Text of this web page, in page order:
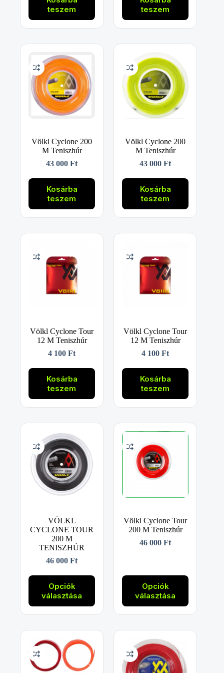
teszem
teszem
Völkl Cyclone 200
M Teniszhúr
43 000Ft
Kosárba
teszem
Völkl Cyclone 200
M Teniszhúr
43 000Ft
Kosárba
teszem
Völkl Cyclone Tour
12 M Teniszhúr
4 100Ft
Kosárba
teszem
Völkl Cyclone Tour
12 M Teniszhúr
4 100Ft
Kosárba
teszem
VÖLKL
CYCLONE TOUR
200 M
TENISZHÚR
46 000Ft
Opciók
választása
Ennek
a
terméknek
A
változatok
a
termékoldalon
választhatók
Völkl Cyclone Tour
200 M Teniszhúr
46 000Ft
Opciók
választása
Ennek
a
terméknek
A
változatok
a
termékoldalon
választhatók